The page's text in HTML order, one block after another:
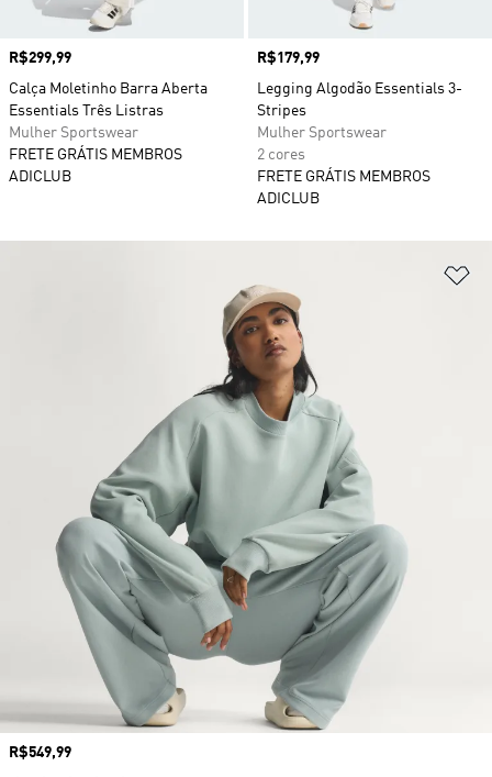
Preço
R$299,99
Calça Moletinho Barra Aberta
Essentials Três Listras
Mulher Sportswear
FRETE GRÁTIS MEMBROS
ADICLUB
Preço
R$179,99
Legging Algodão Essentials 3-
Stripes
Mulher Sportswear
2 cores
FRETE GRÁTIS MEMBROS
ADICLUB
Preço
R$549,99